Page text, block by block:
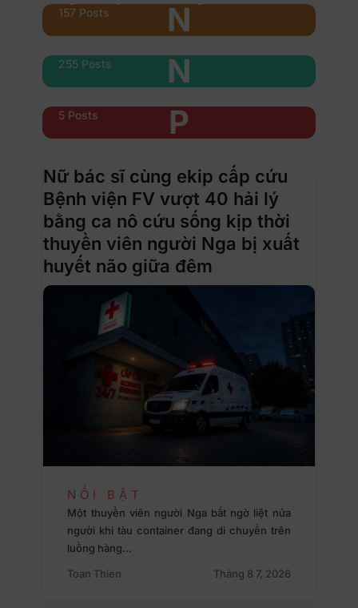
N
157 Posts
N
255 Posts
P
5 Posts
Nữ bác sĩ cùng ekip cấp cứu
Bệnh viện FV vượt 40 hải lý
bằng ca nô cứu sống kịp thời
thuyền viên người Nga bị xuất
huyết não giữa đêm
NỔI BẬT
Một thuyền viên người Nga bất ngờ liệt nửa
người khi tàu container đang di chuyển trên
luồng hàng…
Toan Thien
Tháng 8 7, 2026